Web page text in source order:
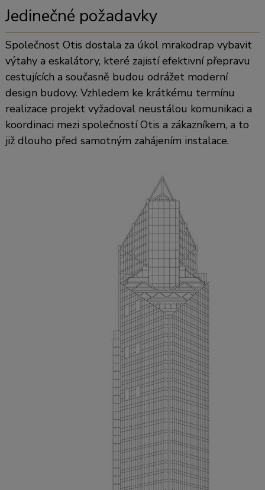
Jedinečné požadavky
Společnost Otis dostala za úkol mrakodrap vybavit
výtahy a eskalátory, které zajistí efektivní přepravu
cestujících a současně budou odrážet moderní
design budovy. Vzhledem ke krátkému termínu
realizace projekt vyžadoval neustálou komunikaci a
koordinaci mezi společností Otis a zákazníkem, a to
již dlouho před samotným zahájením instalace.